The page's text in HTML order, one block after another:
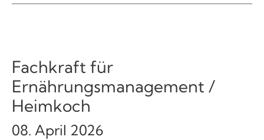
Fachkraft für
Ernährungsmanagement /
Heimkoch
08. April 2026